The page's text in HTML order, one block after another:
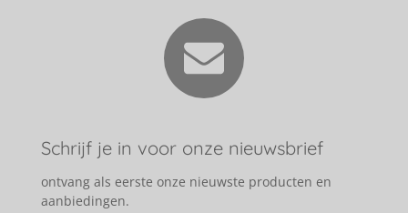
Schrijf je in voor onze nieuwsbrief
ontvang als eerste onze nieuwste producten en
aanbiedingen.